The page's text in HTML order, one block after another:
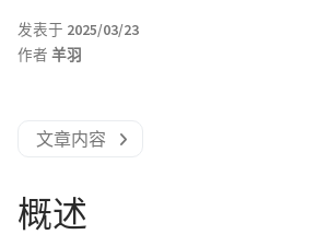
发表于 2025/03/23
作者 羊羽
文章内容
概述